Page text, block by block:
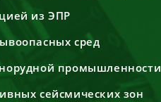
из ЭПР
сред
промышленности
сейсмических зон